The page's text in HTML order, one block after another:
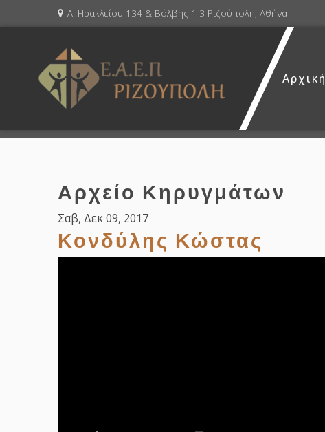
Λ. Ηρακλείου 134 & Βόλβης 1-3 Ριζούπολη, Αθήνα
Αρχική
Αρχείο Κηρυγμάτων
Σαβ, Δεκ 09, 2017
Κονδύλης Κώστας